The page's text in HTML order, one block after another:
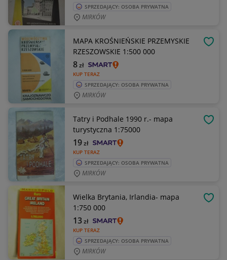
SPRZEDAJĄCY: OSOBA PRYWATNA
MIRKÓW
MAPA KROŚNIEŃSKIE PRZEMYSKIE
RZESZOWSKIE 1:500 000
KUP TERAZ
8zł
SPRZEDAJĄCY: OSOBA PRYWATNA
MIRKÓW
Tatry i Podhale 1990 r.- mapa
turystyczna 1:75000
KUP TERAZ
19zł
SPRZEDAJĄCY: OSOBA PRYWATNA
MIRKÓW
Wielka Brytania, Irlandia- mapa
1:750 000
KUP TERAZ
13zł
SPRZEDAJĄCY: OSOBA PRYWATNA
MIRKÓW